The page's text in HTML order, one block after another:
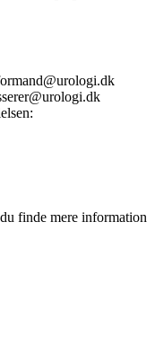
finde mere information